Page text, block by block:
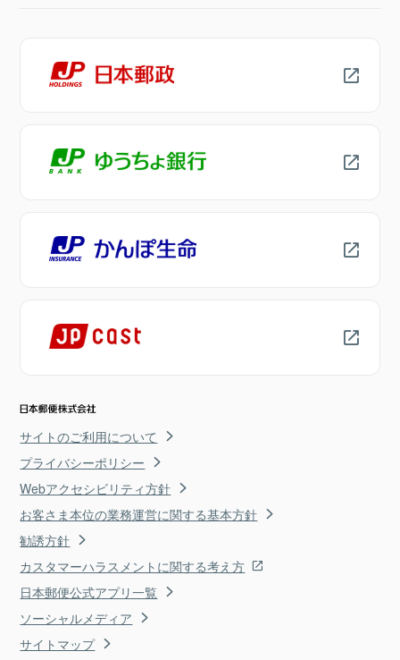
サイトのご利用について
プライバシーポリシー
Webアクセシビリティ方針
お客さま本位の業務運営に関する基本方針
勧誘方針
カスタマーハラスメントに関する考え方
日本郵便公式アプリ一覧
ソーシャルメディア
サイトマップ